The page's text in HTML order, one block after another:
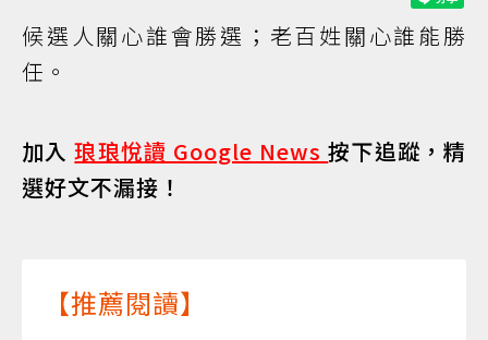
候選人關心誰會勝選；老百姓關心誰能勝
任。
加入琅琅悅讀 Google News按下追蹤，精
選好文不漏接！
【推薦閱讀】